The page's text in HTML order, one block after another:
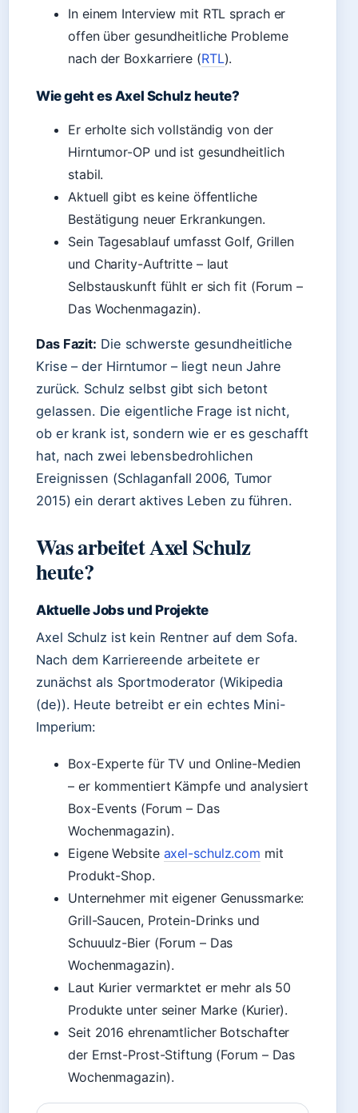
In einem Interview mit RTL sprach er
offen über gesundheitliche Probleme
nach der Boxkarriere (RTL).
Wie geht es Axel Schulz heute?
Er erholte sich vollständig von der
Hirntumor-OP und ist gesundheitlich
stabil.
Aktuell gibt es keine öffentliche
Bestätigung neuer Erkrankungen.
Sein Tagesablauf umfasst Golf, Grillen
und Charity-Auftritte – laut
Selbstauskunft fühlt er sich fit (Forum –
Das Wochenmagazin).
Das Fazit: Die schwerste gesundheitliche
Krise – der Hirntumor – liegt neun Jahre
zurück. Schulz selbst gibt sich betont
gelassen. Die eigentliche Frage ist nicht,
ob er krank ist, sondern wie er es geschafft
hat, nach zwei lebensbedrohlichen
Ereignissen (Schlaganfall 2006, Tumor
2015) ein derart aktives Leben zu führen.
Was arbeitet Axel Schulz
heute?
Aktuelle Jobs und Projekte
Axel Schulz ist kein Rentner auf dem Sofa.
Nach dem Karriereende arbeitete er
zunächst als Sportmoderator (Wikipedia
(de)). Heute betreibt er ein echtes Mini-
Imperium:
Box-Experte für TV und Online-Medien
– er kommentiert Kämpfe und analysiert
Box-Events (Forum – Das
Wochenmagazin).
Eigene Website axel-schulz.com mit
Produkt-Shop.
Unternehmer mit eigener Genussmarke:
Grill-Saucen, Protein-Drinks und
Schuuulz-Bier (Forum – Das
Wochenmagazin).
Laut Kurier vermarktet er mehr als 50
Produkte unter seiner Marke (Kurier).
Seit 2016 ehrenamtlicher Botschafter
der Ernst-Prost-Stiftung (Forum – Das
Wochenmagazin).